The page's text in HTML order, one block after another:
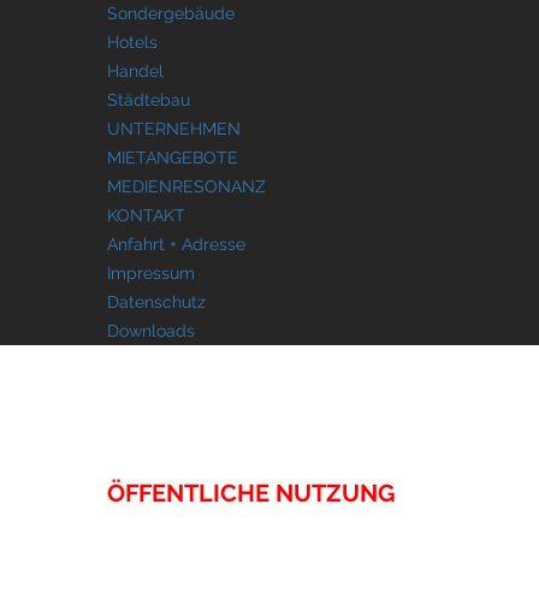
Sondergebäude
Hotels
Handel
Städtebau
UNTERNEHMEN
MIETANGEBOTE
MEDIENRESONANZ
KONTAKT
Anfahrt + Adresse
Impressum
Datenschutz
Downloads
ÖFFENTLICHE NUTZUNG